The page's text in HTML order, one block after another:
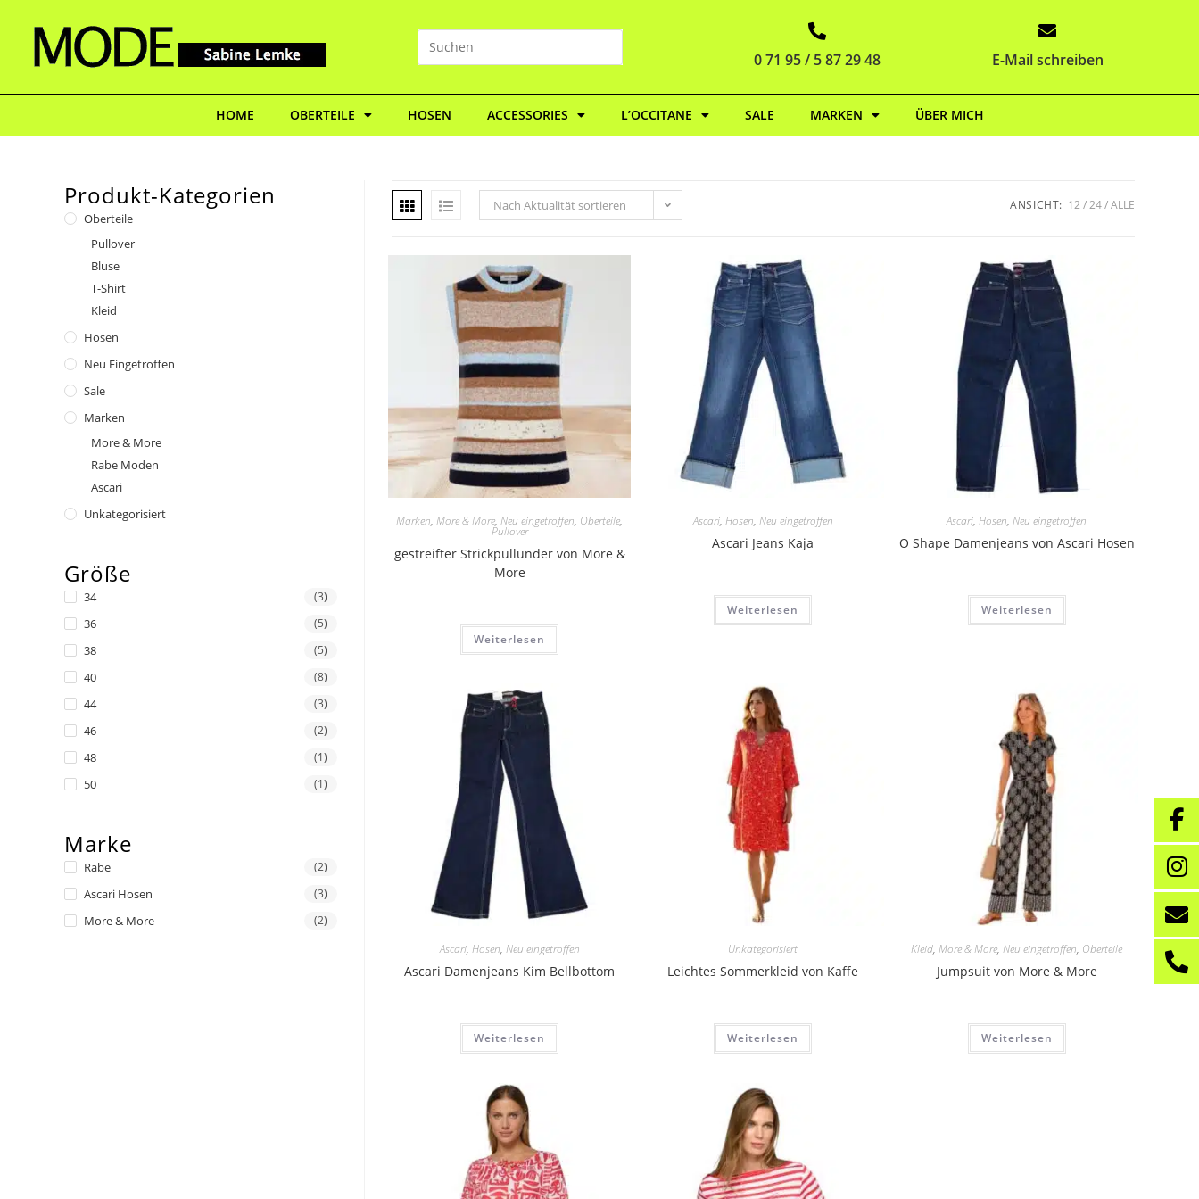
0 71 95 / 5 87 29 48 E-Mail schreiben
HOME OBERTEILE HOSEN ACCESSORIES L’OCCITANE SALE MARKEN ÜBER MICH
Produkt-Kategorien
Oberteile
Pullover
Bluse
T-Shirt
Kleid
Hosen
Neu Eingetroffen
Sale
Marken
More & More
Rabe Moden
Ascari
Unkategorisiert
Größe
34 (3)
36 (5)
38 (5)
40 (8)
44 (3)
46 (2)
48 (1)
50 (1)
Marke
Rabe (2)
Ascari Hosen (3)
More & More (2)
Nach Aktualität sortieren ANSICHT: 12 24 ALLE
Marken,More & More,Neu eingetroffen, Oberteile,
Pullover
gestreifter Strickpullunder von More &
More
Weiterlesen
Ascari, Hosen, Neu eingetroffen
Ascari Jeans Kaja
Weiterlesen
Ascari,Hosen,Neu eingetroffen
O Shape Damenjeans von Ascari Hosen
Weiterlesen
Ascari, Hosen, Neu eingetroffen
Ascari Damenjeans Kim Bellbottom
Weiterlesen
Unkategorisiert
Leichtes Sommerkleid von Kaffe
Weiterlesen
Kleid,More & More,Neu eingetroffen, Oberteile
Jumpsuit von More & More
Weiterlesen